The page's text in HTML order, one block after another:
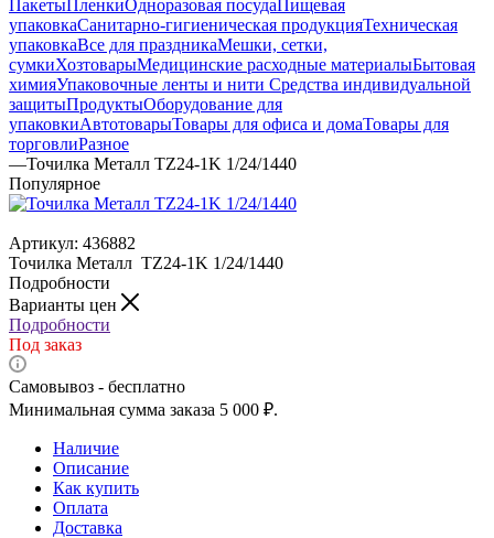
ПакетыПленкиОдноразовая посудаПищевая
упаковкаСанитарно-гигиеническая продукцияТехническая
упаковкаВсе для праздникаМешки, сетки,
сумкиХозтоварыМедицинские расходные материалыБытовая
химияУпаковочные ленты и нити Средства индивидуальной
защитыПродуктыОборудование для
упаковкиАвтотоварыТовары для офиса и домаТовары для
торговлиРазное
—Точилка Металл TZ24-1K 1/24/1440
Популярное
Артикул: 436882
Точилка Металл TZ24-1K 1/24/1440
Подробности
Варианты цен
Подробности
Под заказ
Самовывоз - бесплатно
Минимальная сумма заказа 5 000 ₽.
Наличие
Описание
Как купить
Оплата
Доставка